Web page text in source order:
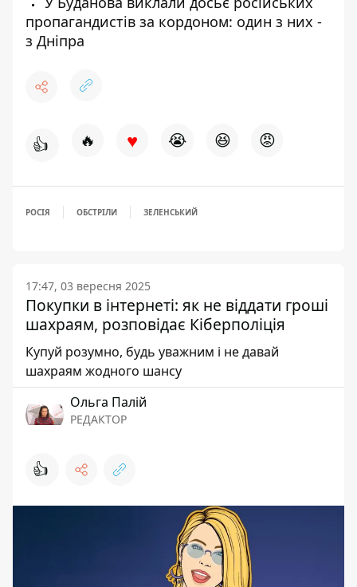
пропагандистів за кордоном: один з них -
з Дніпра
👍 🔥 ♥ 😭 😆 😡
РОСІЯ ОБСТРІЛИ ЗЕЛЕНСЬКИЙ
17:47, 03 вересня 2025
Покупки в інтернеті: як не віддати гроші
шахраям, розповідає Кіберполіція
Купуй розумно, будь уважним і не давай
шахраям жодного шансу
Ольга Палій
РЕДАКТОР
👍